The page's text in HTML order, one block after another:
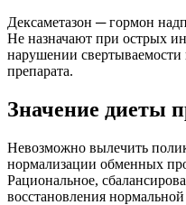
Дексаметазон ─ гормон
Не назначают при острых
нарушении
препарата.
Значение диеты
Невозможно вылечить
нормализации обменных
Рациональное,
восстановления